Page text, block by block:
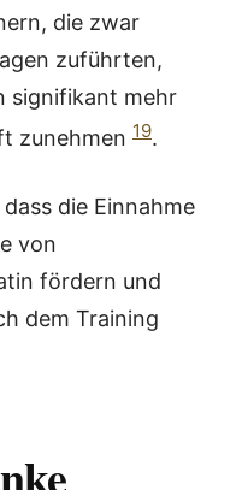
die zwar
zuführten,
signifikant mehr
zunehmen 19.
die Einnahme
von
fördern und
dem Training